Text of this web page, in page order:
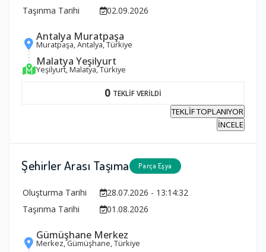
Taşınma Tarihi
02.09.2026
Antalya Muratpaşa
Muratpaşa, Antalya, Türkiye
Malatya Yeşilyurt
Yeşilyurt, Malatya, Türkiye
0 TEKLİF VERİLDİ
TEKLİF TOPLANIYOR
İNCELE
Şehirler Arası Taşıma Parça Eşya
Oluşturma Tarihi
28.07.2026 - 13:14:32
Taşınma Tarihi
01.08.2026
Gümüşhane Merkez
Merkez, Gümüşhane, Türkiye